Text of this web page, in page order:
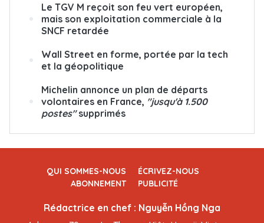
Le TGV M reçoit son feu vert européen,
mais son exploitation commerciale à la
SNCF retardée
Wall Street en forme, portée par la tech
et la géopolitique
Michelin annonce un plan de départs
volontaires en France, "jusqu'à 1.500
postes"supprimés
QUI SOMMES-NOUS
ÉCRIVEZ-NOUS
ABONNEMENT
PUBLICITÉ
Rédactrice en chef : Nguyễn Hồng Nga